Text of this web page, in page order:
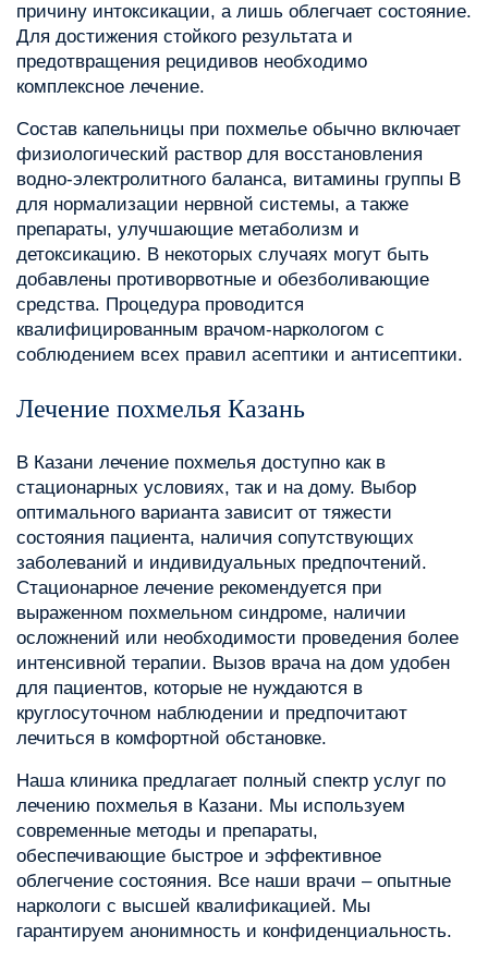
причину интоксикации, а лишь облегчает состояние.
Для достижения стойкого результата и
предотвращения рецидивов необходимо
комплексное лечение.
Состав капельницы при похмелье обычно включает
физиологический раствор для восстановления
водно-электролитного баланса, витамины группы B
для нормализации нервной системы, а также
препараты, улучшающие метаболизм и
детоксикацию. В некоторых случаях могут быть
добавлены противорвотные и обезболивающие
средства. Процедура проводится
квалифицированным врачом-наркологом с
соблюдением всех правил асептики и антисептики.
Лечение похмелья Казань
В Казани лечение похмелья доступно как в
стационарных условиях, так и на дому. Выбор
оптимального варианта зависит от тяжести
состояния пациента, наличия сопутствующих
заболеваний и индивидуальных предпочтений.
Стационарное лечение рекомендуется при
выраженном похмельном синдроме, наличии
осложнений или необходимости проведения более
интенсивной терапии. Вызов врача на дом удобен
для пациентов, которые не нуждаются в
круглосуточном наблюдении и предпочитают
лечиться в комфортной обстановке.
Наша клиника предлагает полный спектр услуг по
лечению похмелья в Казани. Мы используем
современные методы и препараты,
обеспечивающие быстрое и эффективное
облегчение состояния. Все наши врачи – опытные
наркологи с высшей квалификацией. Мы
гарантируем анонимность и конфиденциальность.